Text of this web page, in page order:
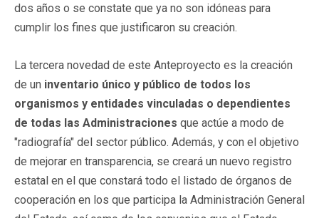
dos años o se constate que ya no son idóneas para
cumplir los fines que justificaron su creación.
La tercera novedad de este Anteproyecto es la creación
de un inventario único y público de todos los
organismos y entidades vinculadas o dependientes
de todas las Administraciones que actúe a modo de
"radiografía" del sector público. Además, y con el objetivo
de mejorar en transparencia, se creará un nuevo registro
estatal en el que constará todo el listado de órganos de
cooperación en los que participa la Administración General